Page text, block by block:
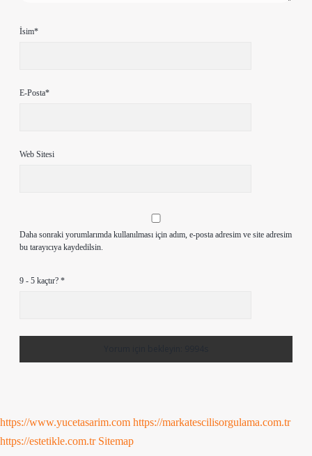
İsim*
E-Posta*
Web Sitesi
Daha sonraki yorumlarımda kullanılması için adım, e-posta adresim ve site adresim
bu tarayıcıya kaydedilsin.
9 - 5 kaçtır? *
https://www.yucetasarim.com https://markatescilisorgulama.com.tr
https://estetikle.com.tr Sitemap